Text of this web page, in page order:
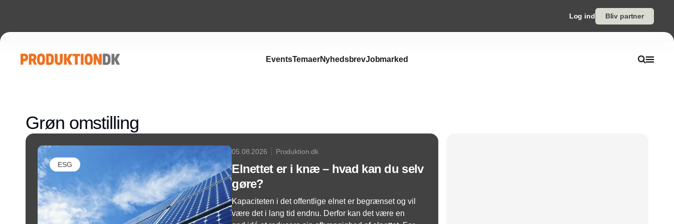
Log ind Bliv partner
EventsTemaerNyhedsbrevJobmarked
Grøn omstilling
ESG
05.08.2026 Produktion.dk
Elnettet er i knæ – hvad kan du selv
gøre?
Kapaciteten i det offentlige elnet er begrænset og vil
være det i lang tid endnu. Derfor kan det være en